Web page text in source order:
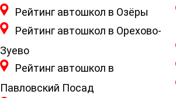
Рейтинг автошкол в Озёры
Рейтинг автошкол в Орехово-
Зуево
Рейтинг автошкол в
Павловский Посад